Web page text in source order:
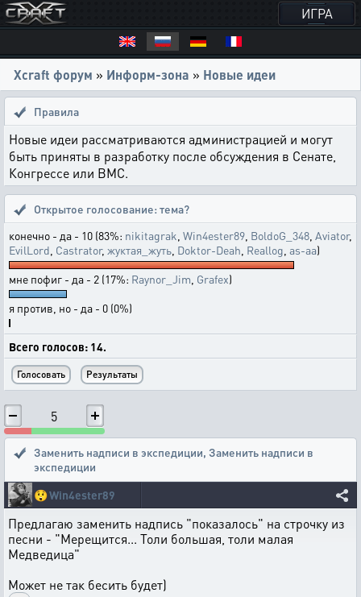
ИГРА
Xcraft форум » Информ-зона » Новые идеи
Правила
Новые идеи рассматриваются администрацией и могут
быть приняты в разработку после обсуждения в Сенате,
Конгрессе или ВМС.
Открытое голосование: тема?
конечно - да - 10 (83%: nikitagrak Win4ester89 BoldoG_348 Aviator,
EvilLord Castrator, жуктая_жуть Doktor-Deah Reallog as-aa)
мне пофиг - да - 2 (17%: Raynor_Jim Grafex)
я против, но - да - 0 (0%)
Всего голосов: 14.
5
Заменить надписи в экспедиции, Заменить надписи в
экспедиции
😲Win4ester89
Предлагаю заменить надпись "показалось" на строчку из
песни - "Мерещится... Толи большая, толи малая
Медведица"
Может не так бесить будет)